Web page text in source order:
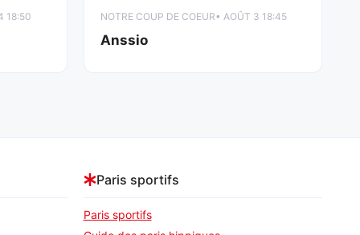
18:50 NOTRE COUP DE COEUR• AOÛT 3 18:45
Anssio
Paris sportifs
Paris sportifs